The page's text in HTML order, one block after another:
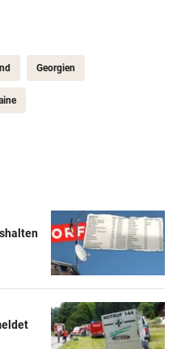
Georgien